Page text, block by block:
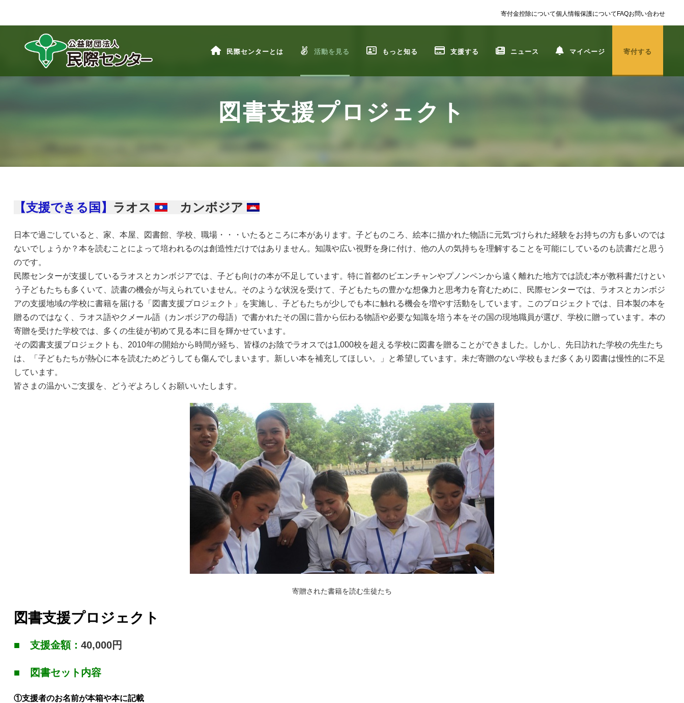
寄付金控除について個人情報保護についてFAQお問い合わせ
民際センターとは 活動を見る もっと知る 支援する ニュース マイページ 寄付する
図書支援プロジェクト
【支援できる国】 ラオス カンボジア
日本で過ごしていると、家、本屋、図書館、学校、職場・・・いたるところに本があります。子どものころ、絵本に描かれた物語に元気づけられた経験をお持ちの方も多いのでは
ないでしょうか？本を読むことによって培われるのは創造性だけではありません。知識や広い視野を身に付け、他の人の気持ちを理解することを可能にしているのも読書だと思う
のです。
民際センターが支援しているラオスとカンボジアでは、子ども向けの本が不足しています。特に首都のビエンチャンやプノンペンから遠く離れた地方では読む本が教科書だけとい
う子どもたちも多くいて、読書の機会が与えられていません。そのような状況を受けて、子どもたちの豊かな想像力と思考力を育むために、民際センターでは、ラオスとカンボジ
アの支援地域の学校に書籍を届ける「図書支援プロジェクト」を実施し、子どもたちが少しでも本に触れる機会を増やす活動をしています。このプロジェクトでは、日本製の本を
贈るのではなく、ラオス語やクメール語（カンボジアの母語）で書かれたその国に昔から伝わる物語や必要な知識を培う本をその国の現地職員が選び、学校に贈っています。本の
寄贈を受けた学校では、多くの生徒が初めて見る本に目を輝かせています。
その図書支援プロジェクトも、2010年の開始から時間が経ち、皆様のお陰でラオスでは1,000校を超える学校に図書を贈ることができました。しかし、先日訪れた学校の先生たち
は、「子どもたちが熱心に本を読むためどうしても傷んでしまいます。新しい本を補充してほしい。」と希望しています。未だ寄贈のない学校もまだ多くあり図書は慢性的に不足
しています。
皆さまの温かいご支援を、どうぞよろしくお願いいたします。
寄贈された書籍を読む生徒たち
図書支援プロジェクト
■ 支援金額： 40,000円
■ 図書セット内容
①支援者のお名前が本箱や本に記載